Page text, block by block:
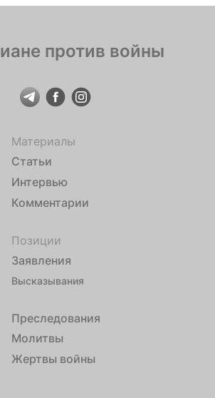
против войны
Материалы
Статьи
Интервью
Комментарии
Позиции
Заявления
Высказывания
Преследования
Молитвы
Жертвы войны